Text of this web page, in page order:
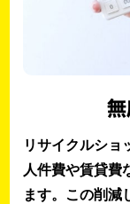
無
リサイクルショ
人件費や賃貸費
ます。この削減